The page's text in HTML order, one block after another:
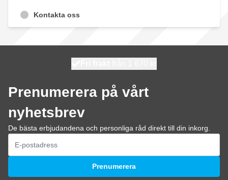
Kontakta oss
Prenumerera på vårt
nyhetsbrev
De bästa erbjudandena och personliga råd direkt till din inkorg.
E-postadress
Prenumerera